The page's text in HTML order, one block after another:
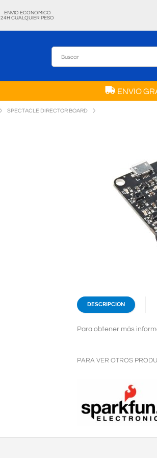
ENVIO ECONOMICO
24H CUALQUIER PESO
ENVIO
SPECTACLE DIRECTOR BOARD
DESCRIPCION
Para obtener más
PARA VER OTROS